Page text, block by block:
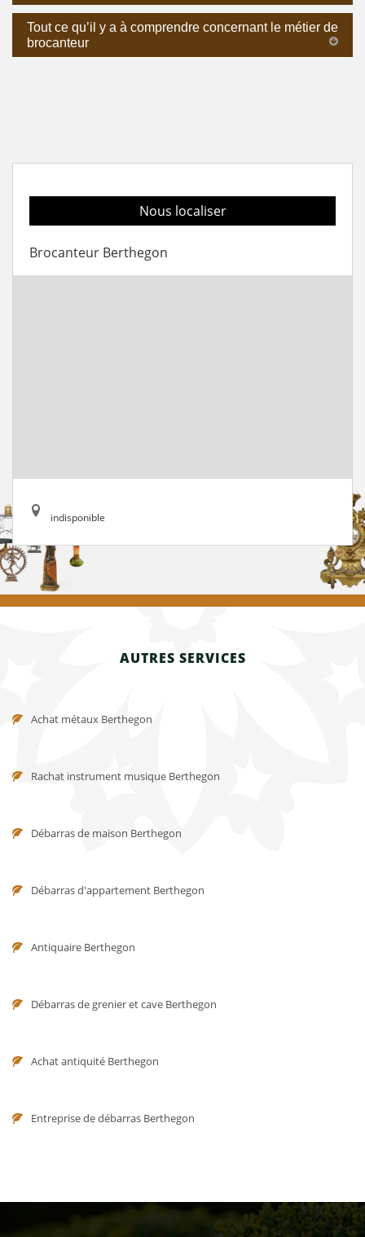
Tout ce qu’il y a à comprendre concernant le métier de
brocanteur
Nous localiser
Brocanteur Berthegon
indisponible
AUTRES SERVICES
Achat métaux Berthegon
Rachat instrument musique Berthegon
Débarras de maison Berthegon
Débarras d'appartement Berthegon
Antiquaire Berthegon
Débarras de grenier et cave Berthegon
Achat antiquité Berthegon
Entreprise de débarras Berthegon